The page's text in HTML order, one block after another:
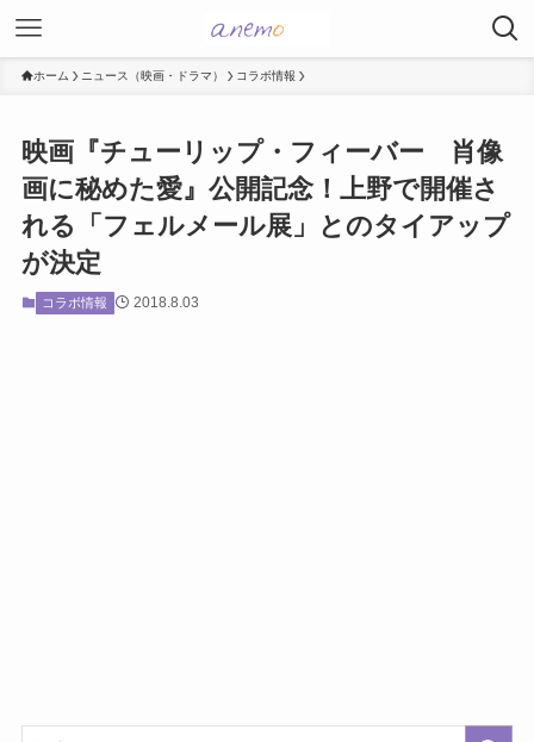
ホーム ニュース（映画・ドラマ） コラボ情報
映画『チューリップ・フィーバー 肖像
画に秘めた愛』公開記念！上野で開催さ
れる「フェルメール展」とのタイアップ
が決定
コラボ情報 2018.8.03